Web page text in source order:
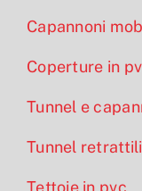
Capannoni
Coperture in
Tunnel e
Tunnel retrattili
Tettoie in pvc